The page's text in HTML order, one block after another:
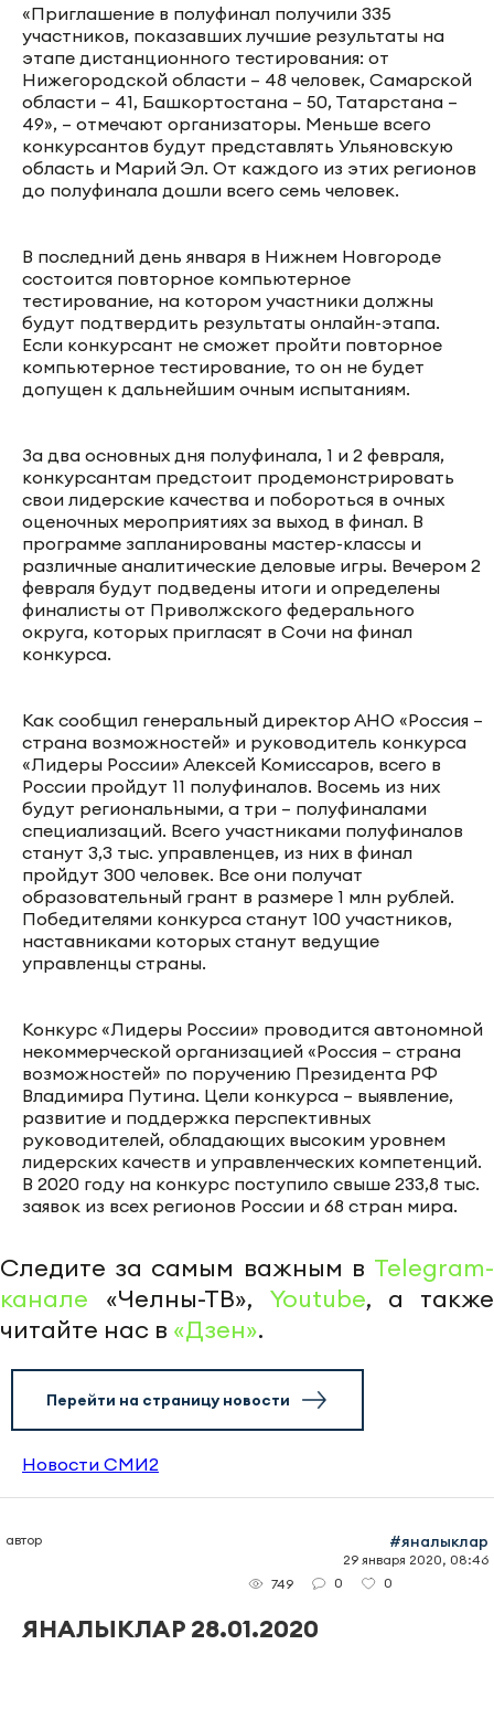
«Приглашение в полуфинал получили 335
участников, показавших лучшие результаты на
этапе дистанционного тестирования: от
Нижегородской области – 48 человек, Самарской
области – 41, Башкортостана – 50, Татарстана –
49», – отмечают организаторы. Меньше всего
конкурсантов будут представлять Ульяновскую
область и Марий Эл. От каждого из этих регионов
до полуфинала дошли всего семь человек.
В последний день января в Нижнем Новгороде
состоится повторное компьютерное
тестирование, на котором участники должны
будут подтвердить результаты онлайн-этапа.
Если конкурсант не сможет пройти повторное
компьютерное тестирование, то он не будет
допущен к дальнейшим очным испытаниям.
За два основных дня полуфинала, 1 и 2 февраля,
конкурсантам предстоит продемонстрировать
свои лидерские качества и побороться в очных
оценочных мероприятиях за выход в финал. В
программе запланированы мастер-классы и
различные аналитические деловые игры. Вечером 2
февраля будут подведены итоги и определены
финалисты от Приволжского федерального
округа, которых пригласят в Сочи на финал
конкурса.
Как сообщил генеральный директор АНО «Россия –
страна возможностей» и руководитель конкурса
«Лидеры России» Алексей Комиссаров, всего в
России пройдут 11 полуфиналов. Восемь из них
будут региональными, а три – полуфиналами
специализаций. Всего участниками полуфиналов
станут 3,3 тыс. управленцев, из них в финал
пройдут 300 человек. Все они получат
образовательный грант в размере 1 млн рублей.
Победителями конкурса станут 100 участников,
наставниками которых станут ведущие
управленцы страны.
Конкурс «Лидеры России» проводится автономной
некоммерческой организацией «Россия – страна
возможностей» по поручению Президента РФ
Владимира Путина. Цели конкурса – выявление,
развитие и поддержка перспективных
руководителей, обладающих высоким уровнем
лидерских качеств и управленческих компетенций.
В 2020 году на конкурс поступило свыше 233,8 тыс.
заявок из всех регионов России и 68 стран мира.
Следите за самым важным в Telegram-
канале «Челны-ТВ», Youtube, а также
читайте нас в «Дзен».
Перейти на страницу новости
Новости СМИ2
автор #яналыклар
29 января 2020, 08:46
749
0 0
ЯНАЛЫКЛАР 28.01.2020